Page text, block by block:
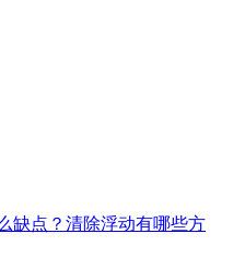
缺点？清除浮动有哪些方